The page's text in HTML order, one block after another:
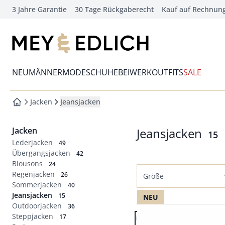
springen
springen
springen
springen
3 Jahre Garantie 30 Tage Rückgaberecht Kauf auf
zur Startseite
Wechsel in das Menü mit Pfeil-Runter Taste
NEUMÄNNERMODESCHUHEBEIWERKOUTFITSSALE
zur Startseite
Jacken Jeansjacken
Jacken
Lederjacken 49
Übergangsjacken 42
Blousons 24
Regenjacken 26
Sommerjacken 40
Jeansjacken 15
Outdoorjacken 36
Steppjacken 17
Jeansjacken 15
Größe
Normalgrößen
Artikel 1 von 15.
Passform Regular Fit.
NEU